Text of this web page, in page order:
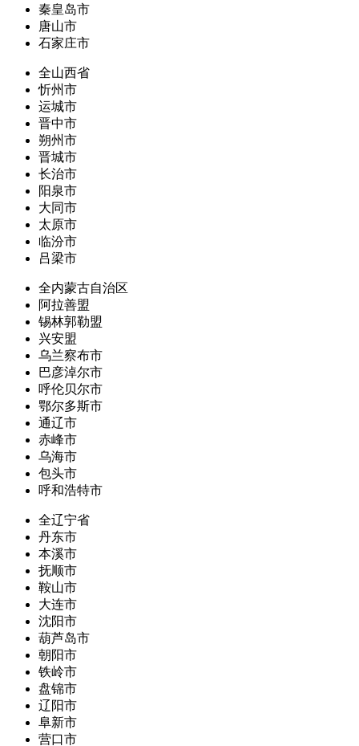
秦皇岛市
唐山市
石家庄市
全山西省
忻州市
运城市
晋中市
朔州市
晋城市
长治市
阳泉市
大同市
太原市
临汾市
吕梁市
全内蒙古自治区
阿拉善盟
锡林郭勒盟
兴安盟
乌兰察布市
巴彦淖尔市
呼伦贝尔市
鄂尔多斯市
通辽市
赤峰市
乌海市
包头市
呼和浩特市
全辽宁省
丹东市
本溪市
抚顺市
鞍山市
大连市
沈阳市
葫芦岛市
朝阳市
铁岭市
盘锦市
辽阳市
阜新市
营口市